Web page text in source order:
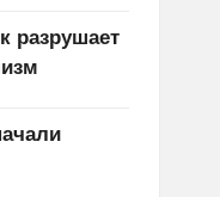
разрушает